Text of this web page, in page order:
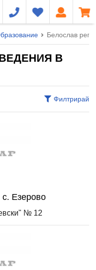
Белослав
В
Филтрирай
с. Езерово
№ 12